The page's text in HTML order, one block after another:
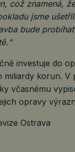
což znamená,
jsme
bude
investuje do
miliardy korun. V
včasnému
opravy
Ostrava